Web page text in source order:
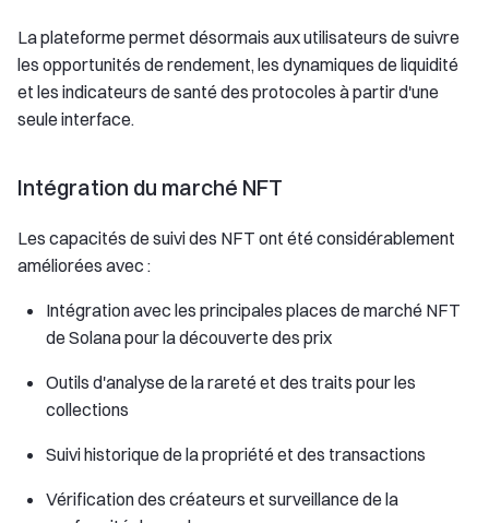
La plateforme permet désormais aux utilisateurs de suivre
les opportunités de rendement, les dynamiques de liquidité
et les indicateurs de santé des protocoles à partir d'une
seule interface.
Intégration du marché NFT
Les capacités de suivi des NFT ont été considérablement
améliorées avec :
Intégration avec les principales places de marché NFT
de Solana pour la découverte des prix
Outils d'analyse de la rareté et des traits pour les
collections
Suivi historique de la propriété et des transactions
Vérification des créateurs et surveillance de la